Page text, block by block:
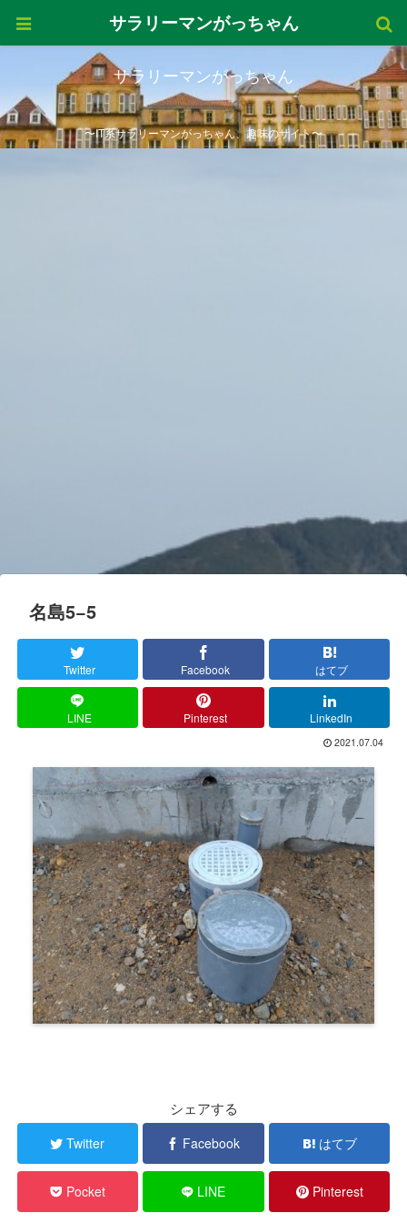
サラリーマンがっちゃん
〜IT系サラリーマンがっちゃん、趣味のサイト〜
名島5−5
Twitter Facebook はてブ
LINE Pinterest LinkedIn
2021.07.04
シェアする
Twitter Facebook はてブ
Pocket LINE Pinterest
サラリーマンがっちゃん